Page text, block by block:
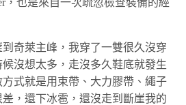
到奇萊主峰，我穿了一雙很久沒穿
沒想太多，走沒多久鞋底就發生
式就是用束帶、大力膠帶、繩子
，還下冰雹，還沒走到斷崖我的